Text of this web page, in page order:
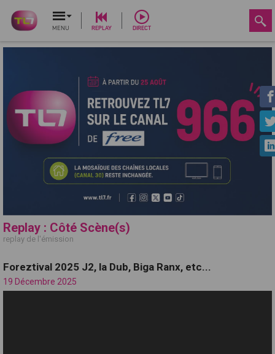
MENU REPLAY DIRECT
Replay : Côté Scène(s)
replay de l'émission
Foreztival 2025 J2, la Dub, Biga Ranx, etc...
19 Décembre 2025